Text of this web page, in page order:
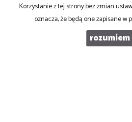
WIADOMOŚĆ
Korzystanie z tej strony bez zmian
oznacza, że będą one zapisane w
rozumiem